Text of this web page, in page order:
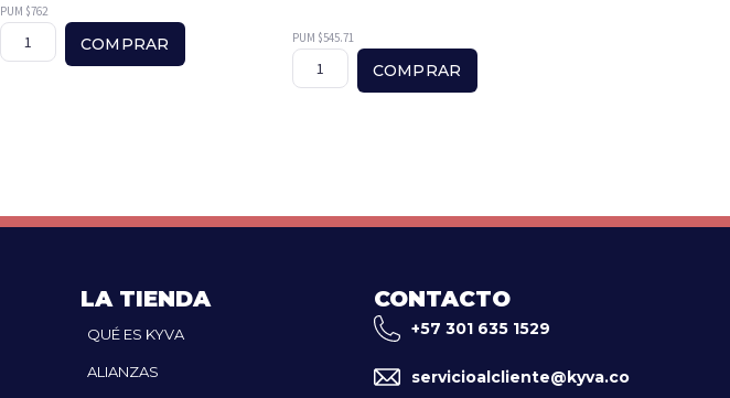
PUM $762
COMPRAR PUM $545.71
COMPRAR
LA TIENDA
QUÉ ES KYVA
ALIANZAS
CONTACTO
+57 301 635 1529
servicioalcliente@kyva.co